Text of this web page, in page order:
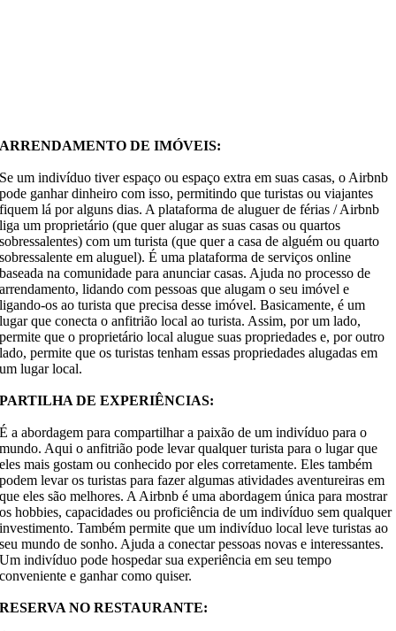
ARRENDAMENTO DE IMÓVEIS:
Se um indivíduo tiver espaço ou espaço extra em suas casas, o Airbnb
pode ganhar dinheiro com isso, permitindo que turistas ou viajantes
fiquem lá por alguns dias. A plataforma de aluguer de férias / Airbnb
liga um proprietário (que quer alugar as suas casas ou quartos
sobressalentes) com um turista (que quer a casa de alguém ou quarto
sobressalente em aluguel). É uma plataforma de serviços online
baseada na comunidade para anunciar casas. Ajuda no processo de
arrendamento, lidando com pessoas que alugam o seu imóvel e
ligando-os ao turista que precisa desse imóvel. Basicamente, é um
lugar que conecta o anfitrião local ao turista. Assim, por um lado,
permite que o proprietário local alugue suas propriedades e, por outro
lado, permite que os turistas tenham essas propriedades alugadas em
um lugar local.
PARTILHA DE EXPERIÊNCIAS:
É a abordagem para compartilhar a paixão de um indivíduo para o
mundo. Aqui o anfitrião pode levar qualquer turista para o lugar que
eles mais gostam ou conhecido por eles corretamente. Eles também
podem levar os turistas para fazer algumas atividades aventureiras em
que eles são melhores. A Airbnb é uma abordagem única para mostrar
os hobbies, capacidades ou proficiência de um indivíduo sem qualquer
investimento. Também permite que um indivíduo local leve turistas ao
seu mundo de sonho. Ajuda a conectar pessoas novas e interessantes.
Um indivíduo pode hospedar sua experiência em seu tempo
conveniente e ganhar como quiser.
RESERVA NO RESTAURANTE: